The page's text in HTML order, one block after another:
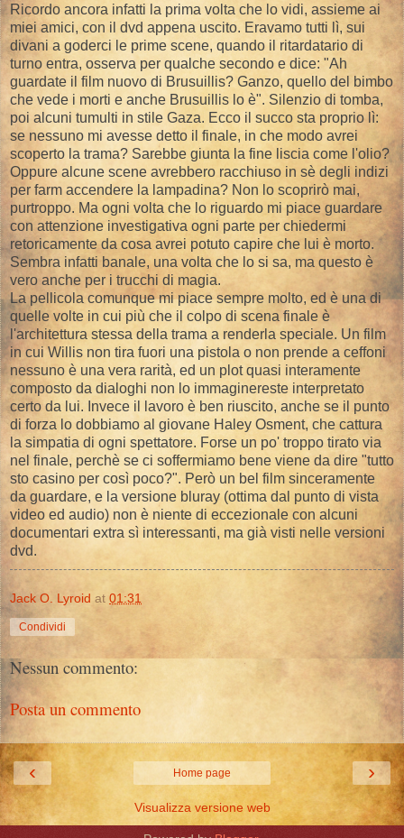
Ricordo ancora infatti la prima volta che lo vidi, assieme ai
miei amici, con il dvd appena uscito. Eravamo tutti lì, sui
divani a goderci le prime scene, quando il ritardatario di
turno entra, osserva per qualche secondo e dice: "Ah
guardate il film nuovo di Brusuillis? Ganzo, quello del bimbo
che vede i morti e anche Brusuillis lo è". Silenzio di tomba,
poi alcuni tumulti in stile Gaza. Ecco il succo sta proprio lì:
se nessuno mi avesse detto il finale, in che modo avrei
scoperto la trama? Sarebbe giunta la fine liscia come l'olio?
Oppure alcune scene avrebbero racchiuso in sè degli indizi
per farm accendere la lampadina? Non lo scoprirò mai,
purtroppo. Ma ogni volta che lo riguardo mi piace guardare
con attenzione investigativa ogni parte per chiedermi
retoricamente da cosa avrei potuto capire che lui è morto.
Sembra infatti banale, una volta che lo si sa, ma questo è
vero anche per i trucchi di magia.
La pellicola comunque mi piace sempre molto, ed è una di
quelle volte in cui più che il colpo di scena finale è
l'architettura stessa della trama a renderla speciale. Un film
in cui Willis non tira fuori una pistola o non prende a ceffoni
nessuno è una vera rarità, ed un plot quasi interamente
composto da dialoghi non lo immaginereste interpretato
certo da lui. Invece il lavoro è ben riuscito, anche se il punto
di forza lo dobbiamo al giovane Haley Osment, che cattura
la simpatia di ogni spettatore. Forse un po' troppo tirato via
nel finale, perchè se ci soffermiamo bene viene da dire "tutto
sto casino per così poco?". Però un bel film sinceramente
da guardare, e la versione bluray (ottima dal punto di vista
video ed audio) non è niente di eccezionale con alcuni
documentari extra sì interessanti, ma già visti nelle versioni
dvd.
Jack O. Lyroid at 01:31
Condividi
Nessun commento:
Posta un commento
‹ ›
Home page
Visualizza versione web